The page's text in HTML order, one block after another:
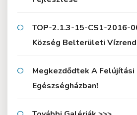
TOP-2.1.3-15-CS1-2016-
Község Belterületi
Megkezdődtek A
Egészségházban!